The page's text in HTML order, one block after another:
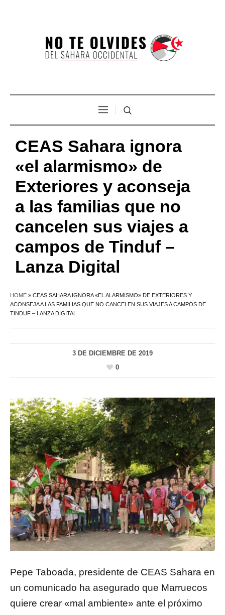
CEAS Sahara ignora
«el alarmismo» de
Exteriores y aconseja
a las familias que no
cancelen sus viajes a
campos de Tinduf –
Lanza Digital
HOME » CEAS SAHARA IGNORA «EL ALARMISMO» DE EXTERIORES Y
ACONSEJA A LAS FAMILIAS QUE NO CANCELEN SUS VIAJES A CAMPOS DE
TINDUF – LANZA DIGITAL
3 DE DICIEMBRE DE 2019
0
Pepe Taboada, presidente de CEAS Sahara en
un comunicado ha asegurado que Marruecos
quiere crear «mal ambiente» ante el próximo